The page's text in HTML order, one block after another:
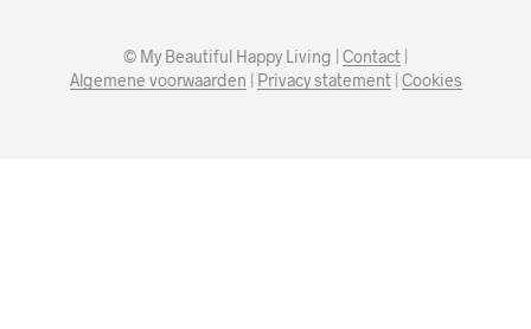
© My Beautiful Happy Living | Contact |
Algemene voorwaarden | Privacy statement| Cookies